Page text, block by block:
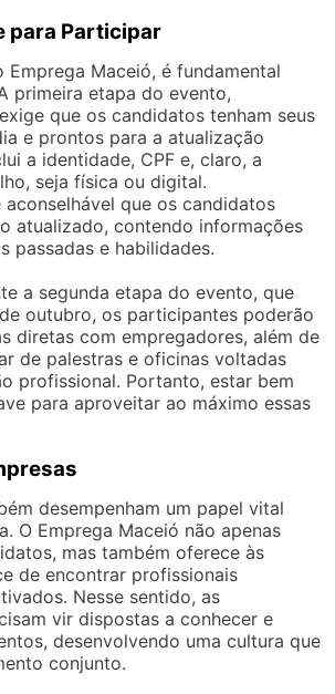
para Participar
Maceió, é fundamental
primeira etapa do evento,
que os candidatos tenham seus
e prontos para a atualização
a identidade, CPF e, claro, a
seja física ou digital.
aconselhável que os candidatos
atualizado, contendo informações
passadas e habilidades.
a segunda etapa do evento, que
outubro, os participantes poderão
diretas com empregadores, além de
de palestras e oficinas voltadas
profissional. Portanto, estar bem
para aproveitar ao máximo essas
desempenham um papel vital
O Emprega Maceió não apenas
mas também oferece às
de encontrar profissionais
Nesse sentido, as
vir dispostas a conhecer e
desenvolvendo uma cultura que
conjunto.